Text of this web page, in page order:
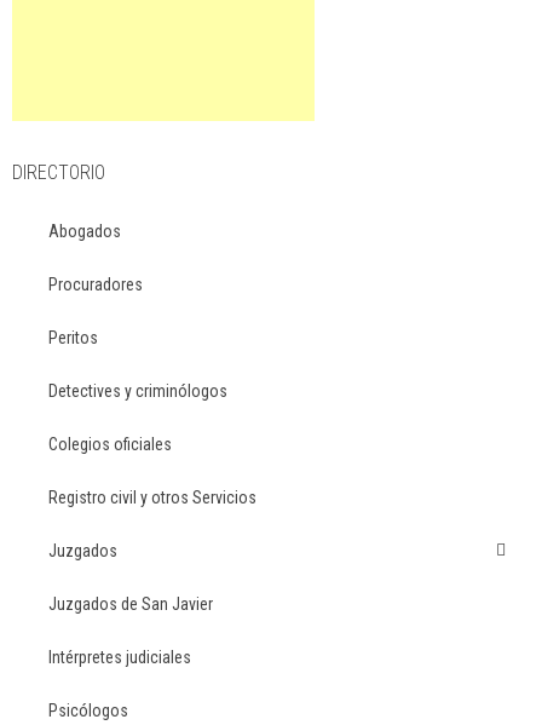
DIRECTORIO
Abogados
Procuradores
Peritos
Detectives y criminólogos
Colegios oficiales
Registro civil y otros Servicios
Juzgados
Juzgados de San Javier
Intérpretes judiciales
Psicólogos